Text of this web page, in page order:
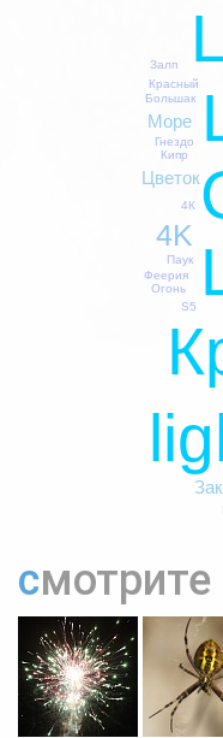
4K
Море
Цветок
Гнездо
S5
Большак
Феерия
4К
Кипр
Красный
Огонь
Залп
Паук
смотрите